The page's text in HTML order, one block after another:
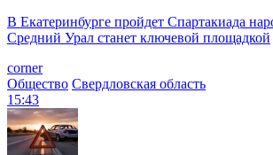
В Екатеринбурге пройдет Спартакиада
Средний Урал станет ключевой площадкой
corner
Общество Свердловская область
15:43